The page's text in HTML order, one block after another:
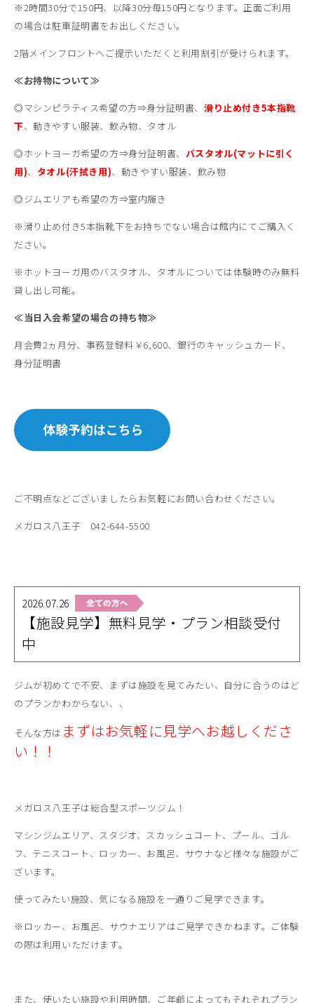
※2時間30分で150円、以降30分毎150円となります。正面ご利用
の場合は駐車証明書をお出しください。
2階メインフロントへご提示いただくと利用割引が受けられます。
≪お持物について≫
◎マシンピラティス希望の方⇒身分証明書、滑り止め付き5本指靴
下、動きやすい服装、飲み物、タオル
◎ホットヨーガ希望の方⇒身分証明書、 バスタオル(マットに引く
用)、 タオル(汗拭き用)、動きやすい服装、飲み物
◎ジムエリアも希望の方⇒室内履き
※滑り止め付き5本指靴下をお持ちでない場合は館内にてご購入く
ださい。
※ホットヨーガ用のバスタオル、タオルについては体験時のみ無料
貸し出し可能。
≪当日入会希望の場合の持ち物≫
月会費2ヵ月分、事務登録料￥6,600、銀行のキャッシュカード、
身分証明書
ご不明点などございましたらお気軽にお問い合わせください。
メガロス八王子 042-644-5500
2026.07.26
【施設見学】無料見学・プラン相談受付
中
ジムが初めてで不安、まずは施設を見てみたい、自分に合うのはど
のプランかわからない、、
そんな方は まずはお気軽に見学へお越しくださ
い！！
メガロス八王子は総合型スポーツジム！
マシンジムエリア、スタジオ、スカッシュコート、プール、ゴル
フ、テニスコート、ロッカー、お風呂、サウナなど様々な施設がご
ざいます。
使ってみたい施設、気になる施設を一通りご見学できます。
※ロッカー、お風呂、サウナエリアはご見学できかねます。ご体験
の際は利用いただけます。
また、使いたい施設や利用時間、ご年齢によってもそれぞれプラン